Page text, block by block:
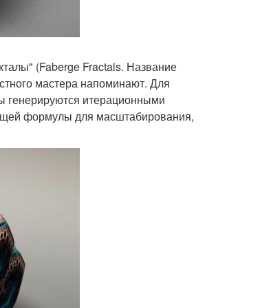
(Faberge Fractals. Название
мастера напоминают. Для
генерируются итерационными
формулы для масштабирования,